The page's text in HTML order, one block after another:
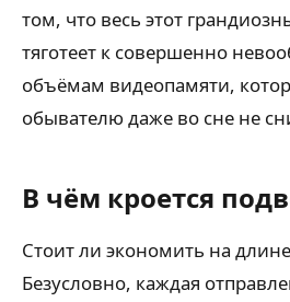
том, что весь этот
тяготеет к совершенно
объёмам видеопамяти,
обывателю даже во сне не
В чём кроется
Стоит ли экономить на
Безусловно, каждая